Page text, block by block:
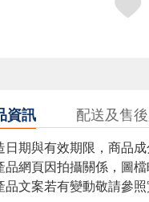
資訊 配送及售
日期與有效期限，商品
品網頁因拍攝關係，圖
品文案若有變動敬請參